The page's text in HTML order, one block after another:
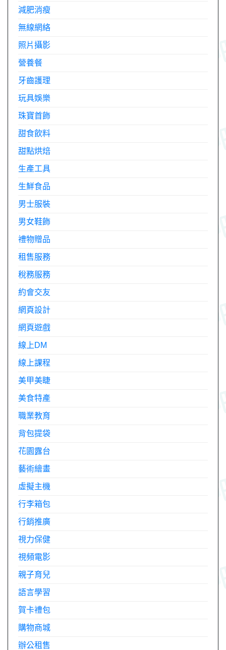
減肥消瘦
無線網絡
照片攝影
營養餐
牙齒護理
玩具娛樂
珠寶首飾
甜食飲料
甜點烘焙
生產工具
生鮮食品
男士服裝
男女鞋飾
禮物贈品
租售服務
稅務服務
約會交友
網頁設計
網頁遊戲
線上DM
線上課程
美甲美睫
美食特產
職業教育
背包提袋
花園露台
藝術繪畫
虛擬主機
行李箱包
行銷推廣
視力保健
視頻電影
親子育兒
語言學習
賀卡禮包
購物商城
辦公租售